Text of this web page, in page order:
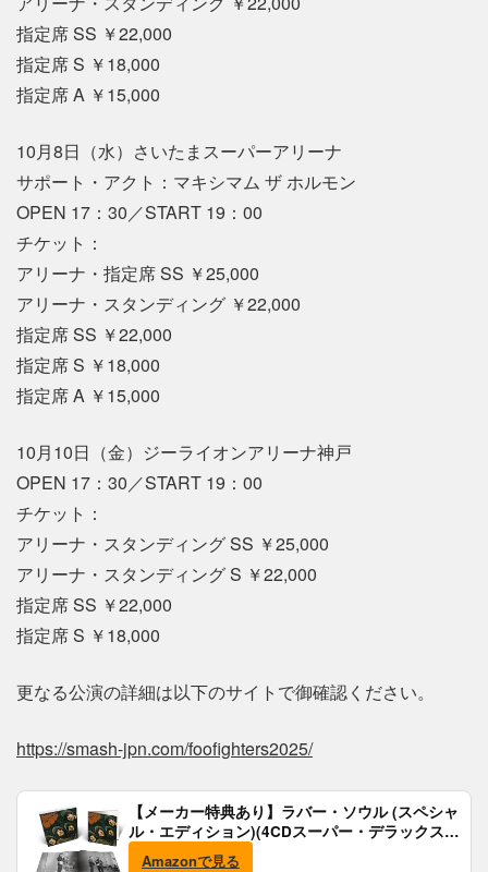
指定席 SS ￥22,000
指定席 S ￥18,000
指定席 A ￥15,000
10月8日（水）さいたまスーパーアリーナ
サポート・アクト：マキシマム ザ ホルモン
OPEN 17：30／START 19：00
チケット：
アリーナ・指定席 SS ￥25,000
アリーナ・スタンディング ￥22,000
指定席 SS ￥22,000
指定席 S ￥18,000
指定席 A ￥15,000
10月10日（金）ジーライオンアリーナ神戸
OPEN 17：30／START 19：00
チケット：
アリーナ・スタンディング SS ￥25,000
アリーナ・スタンディング S ￥22,000
指定席 SS ￥22,000
指定席 S ￥18,000
更なる公演の詳細は以下のサイトで御確認ください。
https://smash-jpn.com/foofighters2025/
【メーカー特典あり】ラバー・ソウル (スペシャ
ル・エディション)(4CDスーパー・デラックス)
(完全生産限定盤)(SHM-CD)(特典:B2ポスター付)
Amazonで見る